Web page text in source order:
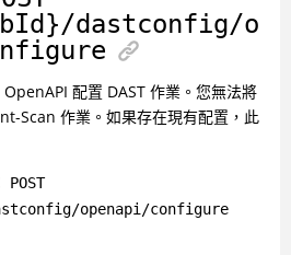
dastconfig/o
配置 DAST 作業。您無法將
Scan 作業。如果存在現有配置，此
POST
openapi/configure